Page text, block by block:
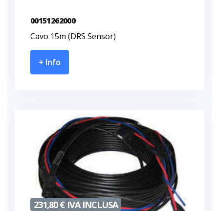
00151262000
Cavo 15m (DRS Sensor)
+ Info
231,80 € IVA INCLUSA